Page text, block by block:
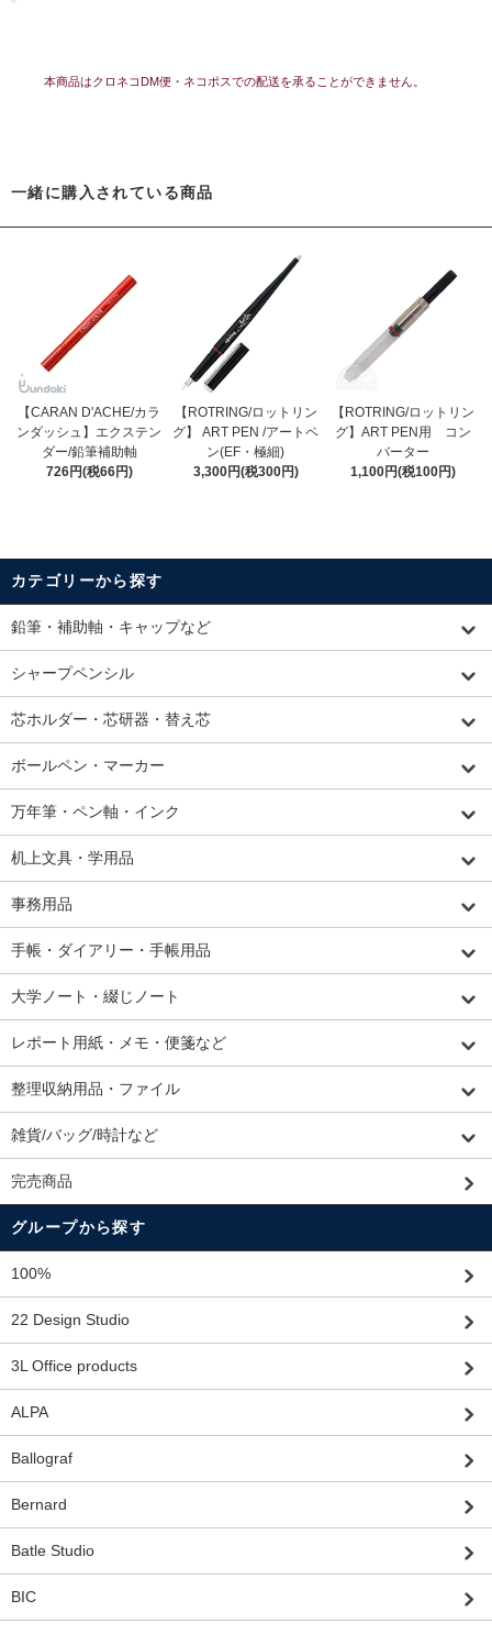
本商品はクロネコDM便・ネコポスでの配送を承ることができません。
一緒に購入されている商品
【CARAN D'ACHE/カラ
ンダッシュ】エクステン
ダー/鉛筆補助軸
726円(税66円)
【ROTRING/ロットリン
グ】 ART PEN /アートペ
ン(EF・極細)
3,300円(税300円)
【ROTRING/ロットリン
グ】ART PEN用 コン
バーター
1,100円(税100円)
カテゴリーから探す
鉛筆・補助軸・キャップなど
シャープペンシル
芯ホルダー・芯研器・替え芯
ボールペン・マーカー
万年筆・ペン軸・インク
机上文具・学用品
事務用品
手帳・ダイアリー・手帳用品
大学ノート・綴じノート
レポート用紙・メモ・便箋など
整理収納用品・ファイル
雑貨/バッグ/時計など
完売商品
グループから探す
100%
22 Design Studio
3L Office products
ALPA
Ballograf
Bernard
Batle Studio
BIC